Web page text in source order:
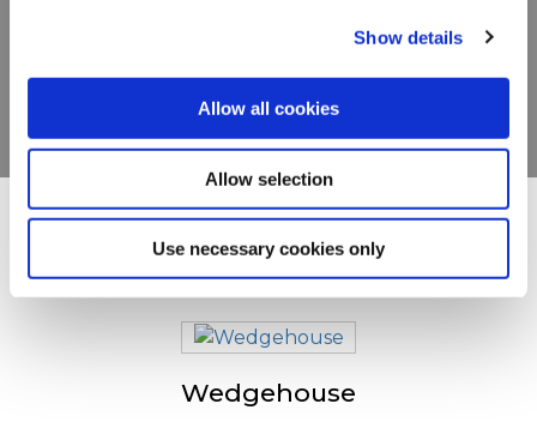
Show details
Allow all cookies
Allow selection
Use necessary cookies only
VOIR LES PRODUITS
D'autres ont également
consulté
Wedgehouse